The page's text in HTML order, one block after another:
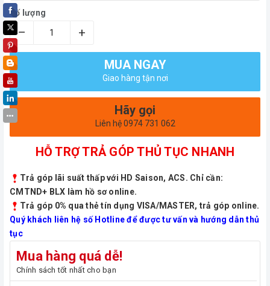
Số lượng
– +
MUA NGAY
Giao hàng tận nơi
Hãy gọi
Liên hệ 0974 731 062
HỖ TRỢ TRẢ GÓP THỦ TỤC NHANH
Trả góp lãi suất thấp với HD Saison, ACS. Chỉ cần:
CMTND+ BLX làm hồ sơ online.
Trả góp 0% qua thẻ tín dụng VISA/MASTER, trả góp online.
Quý khách liên hệ số Hotline để được tư vấn và hướng dẫn thủ
tục
Mua hàng quá dễ!
Chính sách tốt nhất cho bạn